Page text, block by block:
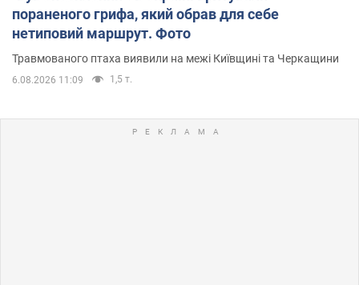
пораненого грифа, який обрав для себе
нетиповий маршрут. Фото
Травмованого птаха виявили на межі Київщині та Черкащини
6.08.2026 11:09 1,5 т.